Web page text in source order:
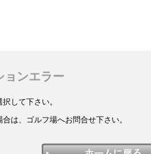
ョンエラー
して下さい。
は、ゴルフ場へお問合せ下さい。